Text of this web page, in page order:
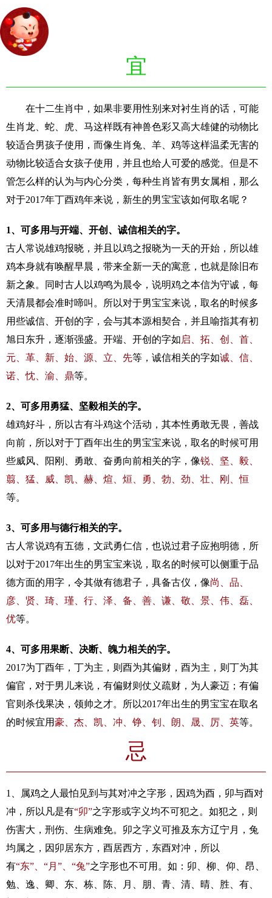
宜
在十二生肖中，如果非要用性别来对衬生肖的话，可能
生肖龙、蛇、虎、马这样既有神兽色彩又高大雄健的动物比
较适合男孩子使用，而像生肖兔、羊、鸡等这样温柔无害的
动物比较适合女孩子使用，并且也给人可爱的感觉。但是不
管怎么样的认为与内心分类，每种生肖皆有男女属相，那么
对于2017年丁酉鸡年来说，新生的男宝宝该如何取名呢？
1、可多用与开端、开创、诚信相关的字。
古人常说雄鸡报晓，并且以鸡之报晓为一天的开始，所以雄
鸡本身就有唤醒早晨，带来全新一天的寓意，也就是除旧布
新之象。同时古人以鸡鸣为晨令，说明鸡之本信为守诚，每
天清晨都会准时啼叫。所以对于男宝宝来说，取名的时候多
用些诚信、开创的字，会与其本源相契合，并且喻指其有初
旭日东升，逐渐强盛。开端、开创的字如启、拓、创、首、
元、革、新、始、源、立、先等，诚信相关的字如诚、信、
诺、忱、渝、鼎等。
2、可多用勇猛、坚毅相关的字。
雄鸡好斗，所以古有斗鸡这个活动，其本性勇敢无畏，善战
向前，所以对于丁酉年出生的男宝宝来说，取名的时候可用
些威风、阳刚、勇敢、奋勇向前相关的字，像锐、坚、毅、
翦、猛、威、凯、赫、煊、烜、勇、勃、劲、壮、刚、恒
等。
3、可多用与德行相关的字。
古人常说鸡有五德，文武勇仁信，也说过君子应抱明德，所
以对于2017年出生的男宝宝来说，取名的时候可以侧重于品
德方面的用字，令其做有德君子，具备古仪，像尚、品、
彦、贤、琦、瑾、行、泽、备、善、谦、敬、景、伟、磊、
优等。
4、可多用果断、决断、魄力相关的字。
2017为丁酉年，丁为主，则酉为其偏财，酉为主，则丁为其
偏官，对于男儿来说，有偏财则仗义疏财，为人豪迈；有偏
官则杀伐果决，领帅之才。所以2017年出生的男宝宝在取名
的时候宜用豪、杰、凯、冲、铮、钊、朗、晟、厉、英等。
忌
1、属鸡之人最怕见到与其对冲之字形，因鸡为酉，卯与酉对
冲，所以凡是有“卯”之字形或字义均不可犯之。如犯之，则
伤害大，刑伤、生病难免。卯之字义可推及东方辽宁月，兔
均属之，因卯居东方，酉居西方，东酉对冲，所以
有“东”、“月”、“兔”之字形也不可用。如：卯、柳、仰、昂、
勉、逸、卿、东、栋、陈、月、朋、青、清、晴、胜、有、